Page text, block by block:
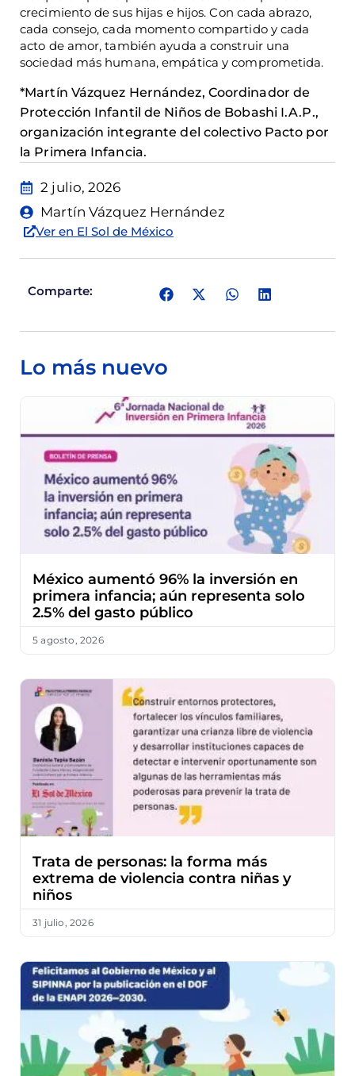
crecimiento de sus hijas e hijos. Con cada abrazo,
cada consejo, cada momento compartido y cada
acto de amor, también ayuda a construir una
sociedad más humana, empática y comprometida.
*Martín Vázquez Hernández, Coordinador de
Protección Infantil de Niños de Bobashi I.A.P.,
organización integrante del colectivo Pacto por
la Primera Infancia.
2 julio, 2026
Martín Vázquez Hernández
Ver en El Sol de México
Comparte:
Lo más nuevo
México aumentó 96% la inversión en
primera infancia; aún representa solo
2.5% del gasto público
5 agosto, 2026
Trata de personas: la forma más
extrema de violencia contra niñas y
niños
31 julio, 2026